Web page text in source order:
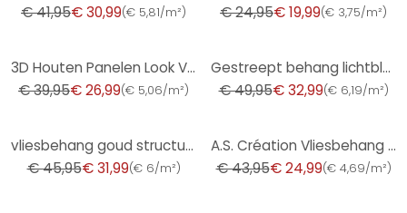
€ 41,95€ 30,99(€ 5,81/m²)
€ 24,95€ 19,99(€ 3,75/m²)
3D Houten Panelen Look Vliesbehang, Scandinavisch Houtlook Behang van A.S. Creation, Bruin, Zwart
€ 39,95€ 26,99(€ 5,06/m²)
Gestreept behang lichtblauw wit - Vliesbehang strepen voor kinderkamers & meer
€ 49,95€ 32,99(€ 6,19/m²)
vliesbehang goud structuur voor woonkamer slaapkamer behang marburg
€ 45,95€ 31,99(€ 6/m²)
A.S. Création Vliesbehang The BOS - Battle of Style Jungle Look Petrol, Blauw, Geel, Groen
€ 43,95€ 24,99(€ 4,69/m²)